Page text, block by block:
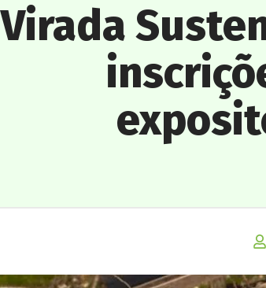
Virada